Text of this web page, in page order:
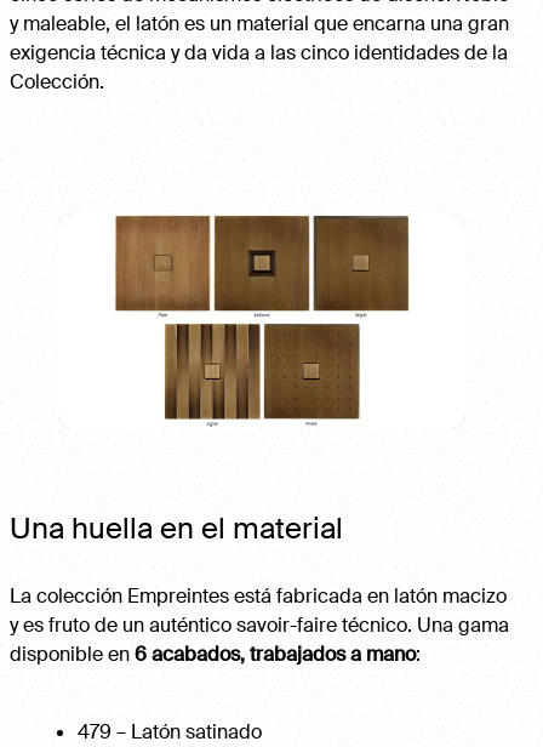
y maleable, el latón es un material que encarna una gran
exigencia técnica y da vida a las cinco identidades de la
Colección.
Una huella en el material
La colección Empreintes está fabricada en latón macizo
y es fruto de un auténtico savoir-faire técnico. Una gama
disponible en6 acabados, trabajados a mano:
479 – Latón satinado